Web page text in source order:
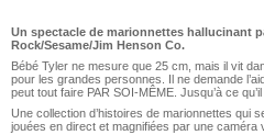
Un spectacle de marionnettes hallucinant
Rock/Sesame/Jim Henson Co.
Bébé Tyler ne mesure que 25 cm, mais il vit
pour les grandes personnes. Il ne demande
peut tout faire PAR SOI-MÊME. Jusqu’à ce
Une collection d’histoires de marionnettes qui
jouées en direct et magnifiées par une caméra